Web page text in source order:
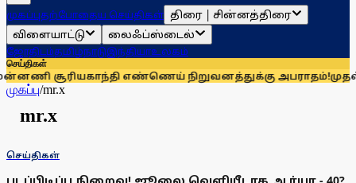
முகப்புதற்போதைய செய்திகள் திரை | சின்னத்திரை
விளையாட்டு
லைஃப்ஸ்டைல்
ஜோதிடம்தமிழ்நாடுஇந்தியாஉலகம்
செய்திகள்
எண்ணெய் நிறுவனத்துக்கு அபராதம்!முதல்வர்
முகப்பு/mr.x
mr.x
செய்திகள்